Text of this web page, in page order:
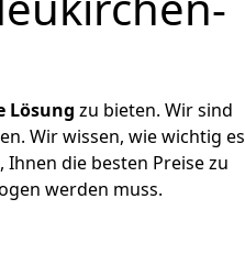
Lösung zu bieten. Wir sind
Wir wissen, wie wichtig es
die besten Preise zu
werden muss.